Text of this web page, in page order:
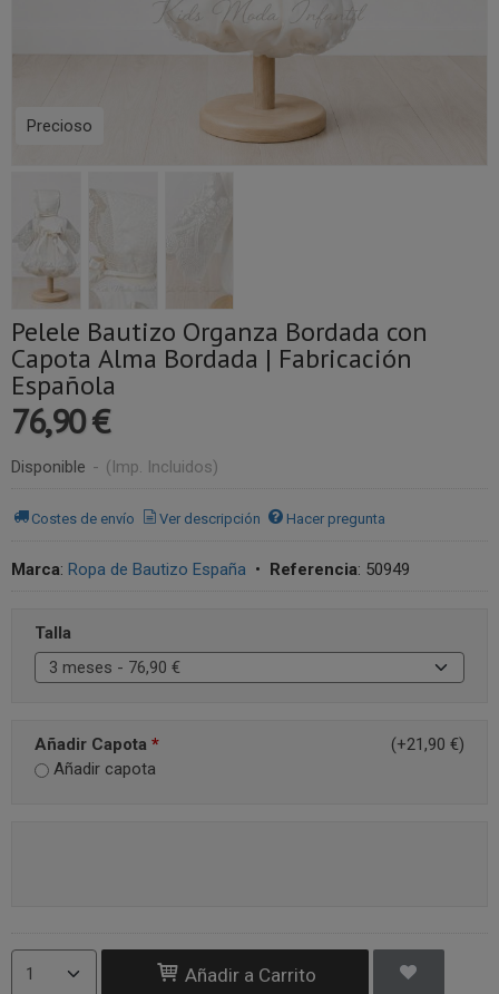
Precioso
Pelele Bautizo Organza Bordada con
Capota Alma Bordada | Fabricación
Española
76,90 €
Disponible - (Imp. Incluidos)
Costes de envío Ver descripción Hacer pregunta
Marca: Ropa de Bautizo España • Referencia: 50949
Talla
Añadir Capota *
(+21,90 €)
Añadir capota
Añadir a Carrito